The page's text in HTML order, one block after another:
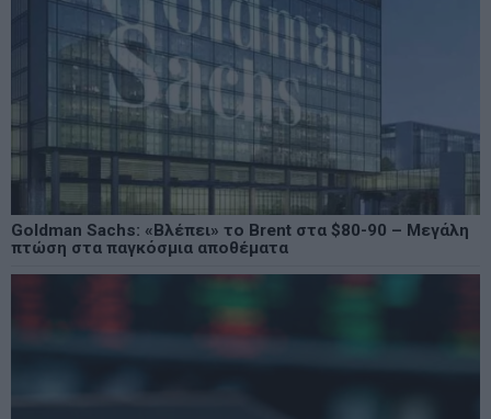
Goldman Sachs: «Βλέπει» το Brent στα $80-90 – Μεγάλη
πτώση στα παγκόσμια αποθέματα